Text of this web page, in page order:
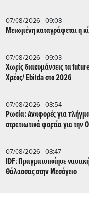
07/08/2026 - 09:08
Μειωμένη καταγράφεται η
07/08/2026 - 09:03
Χωρίς διακυμάνσεις τα
Χρέος/ Εbitda στο 2026
07/08/2026 - 08:54
Ρωσία: Αναφορές για
στρατιωτικά φορτία για την
07/08/2026 - 08:47
IDF: Πραγματοποίησε
Θάλασσας στην Μεσόγειο